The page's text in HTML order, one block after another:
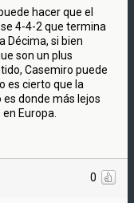
hacer que el
4-4-2 que termina
Décima, si bien
son un plus
Casemiro puede
es cierto que la
donde más lejos
Europa.
0